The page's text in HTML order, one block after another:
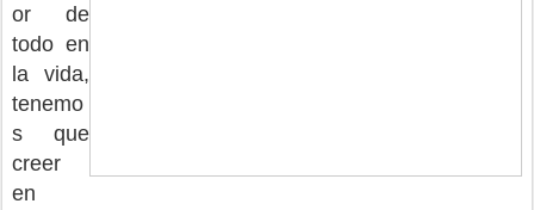
or de
todo en
la vida,
tenemo
s que
creer
en